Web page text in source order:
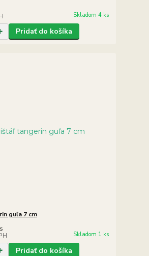
Skladom 4 ks
Pridať do košíka
guľa 7 cm
Skladom 1 ks
Pridať do košíka